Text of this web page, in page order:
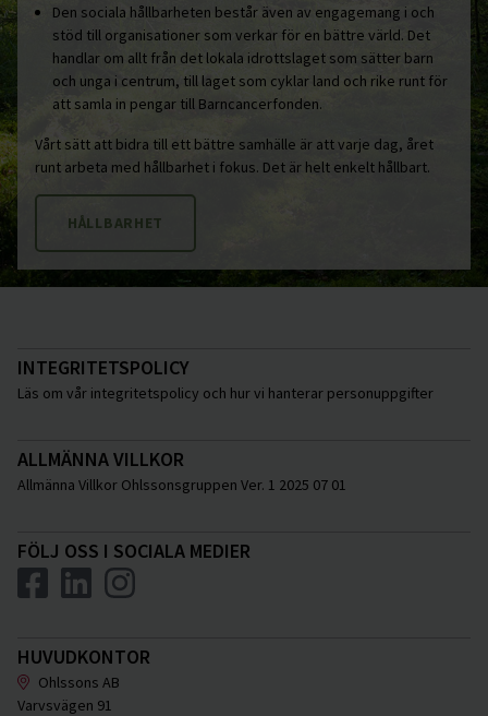
Den sociala hållbarheten består även av engagemang i och
stöd till organisationer som verkar för en bättre värld. Det
handlar om allt från det lokala idrottslaget som sätter barn
och unga i centrum, till laget som cyklar land och rike runt för
att samla in pengar till Barncancerfonden.
Vårt sätt att bidra till ett bättre samhälle är att varje dag, året
runt arbeta med hållbarhet i fokus. Det är helt enkelt hållbart.
HÅLLBARHET
INTEGRITETSPOLICY
Läs om vår integritetspolicy och hur vi hanterar personuppgifter
ALLMÄNNA VILLKOR
Allmänna Villkor Ohlssonsgruppen Ver. 1 2025 07 01
FÖLJ OSS I SOCIALA MEDIER
HUVUDKONTOR
Ohlssons AB
Varvsvägen 91